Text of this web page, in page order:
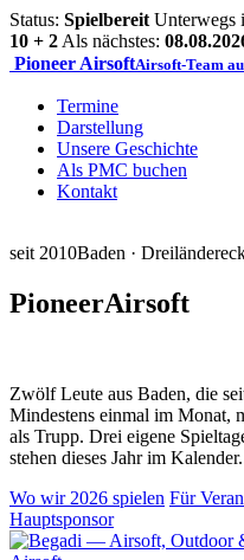
Status: Spielbereit Unterwegs
10 + 2 Als nächstes:
Pioneer AirsoftAirsoft-Team
Termine
Darstellung
Unsere Geschichte
Als PMC buchen
Kontakt
seit 2010Baden ·
PioneerAirsoft
Zwölf Leute aus Baden, die
Mindestens einmal im Monat,
als Trupp. Drei eigene
stehen dieses Jahr im Kalender.
Wo wir 2026 spielen Für
Hauptsponsor